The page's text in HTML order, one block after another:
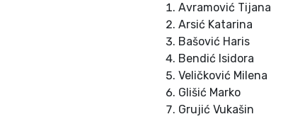
Avramović Tijana
Arsić Katarina
Bašović Haris
Bendić Isidora
Veličković Milena
Glišić Marko
Grujić Vukašin